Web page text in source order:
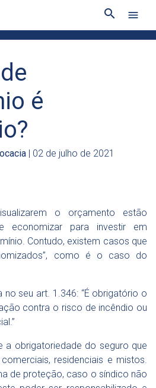
search menu
é
| 02 de julho de 2021
o orçamento estão
economizar para investir em
Contudo, existem casos que
como é o caso do
no seu art. 1.346: “É obrigatório o
contra o risco de incêndio ou
a obrigatoriedade do seguro que
residenciais e mistos.
de proteção, caso o síndico não